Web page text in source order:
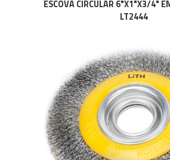
ESCOVA CIRCULAR 6"X1"X3/4"
LT2444